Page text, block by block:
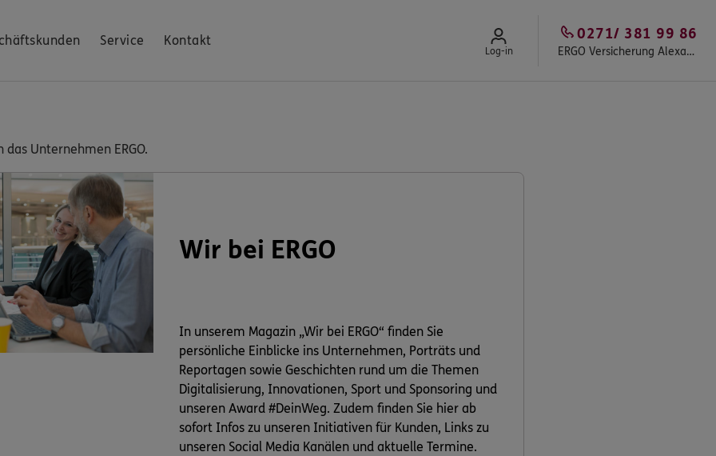
Service Kontakt
Log-in ERGO Versicherung Alexander Loos in Siegen-Weidenau
0271/ 381 99 86
Unternehmen ERGO.
Wir bei ERGO
In unserem Magazin „Wir bei ERGO“ finden Sie
persönliche Einblicke ins Unternehmen, Porträts und
Reportagen sowie Geschichten rund um die Themen
Digitalisierung, Innovationen, Sport und Sponsoring und
unseren Award #DeinWeg. Zudem finden Sie hier ab
sofort Infos zu unseren Initiativen für Kunden, Links zu
unseren Social Media Kanälen und aktuelle Termine.